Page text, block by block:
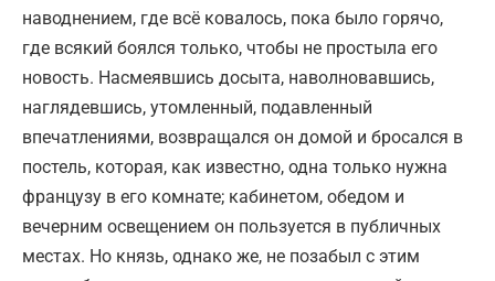
наводнением, где всё ковалось, пока было горячо,
где всякий боялся только, чтобы не простыла его
новость. Насмеявшись досыта, наволновавшись,
наглядевшись, утомленный, подавленный
впечатлениями, возвращался он домой и бросался в
постель, которая, как известно, одна только нужна
французу в его комнате; кабинетом, обедом и
вечерним освещением он пользуется в публичных
местах. Но князь, однако же, не позабыл с этим